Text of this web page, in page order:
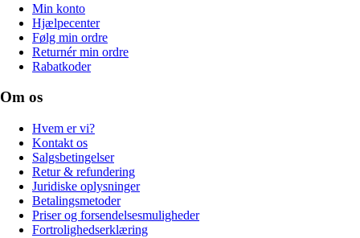
Min konto
Hjælpecenter
Følg min ordre
Returnér min ordre
Rabatkoder
Om os
Hvem er vi?
Kontakt os
Salgsbetingelser
Retur & refundering
Juridiske oplysninger
Betalingsmetoder
Priser og forsendelsesmuligheder
Fortrolighedserklæring